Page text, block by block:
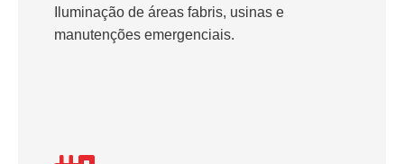
Iluminação de áreas fabris, usinas e
manutenções emergenciais.